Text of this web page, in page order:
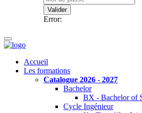
Valider
Error:
Accueil
Les formations
Catalogue 2026 - 2027
Bachelor
BX - Bachelor of
Cycle Ingénieur